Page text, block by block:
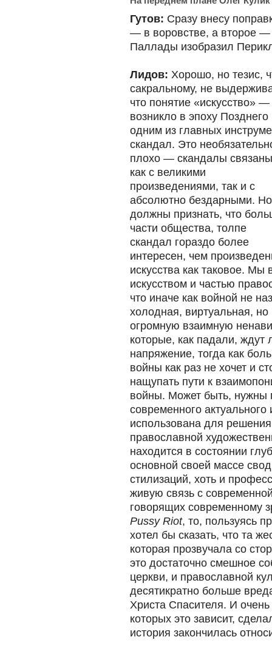
Гутов: Сразу внесу
— в воровстве, а второе
Паллады изобразил
Лидов: Хорошо, но тезис,
сакральному, не
что понятие «искусство»
возникло в эпоху
одним из главных
скандал. Это
плохо — скандалы связаны
как с великими
произведениями, так и с
абсолютно бездарными.
должны признать, что
части общества, толпе
скандал гораздо более
интересен, чем
искусства как таковое.
искусством и частью
что иначе как войной не
холодная, виртуальная,
огромную взаимную
которые, как падали, ждут
напряжение, тогда как
войны как раз не хочет и
нащупать пути к
войны. Может быть, нужны
современного
использована для
православной
находится в состоянии
основной своей массе
стилизаций, хоть и
живую связь с
говорящих современному
Pussy Riot, то, пользуясь
хотел бы сказать, что та
которая прозвучала со
это достаточно смешное
церкви, и православной
десятикратно больше
Христа Спасителя. И
которых это зависит,
история закончилась